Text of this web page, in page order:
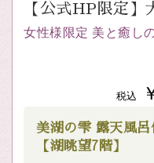
【公式HP限定】
女性様限定 美と癒し
税込
美湖の雫 露天風呂
【湖眺望7階】